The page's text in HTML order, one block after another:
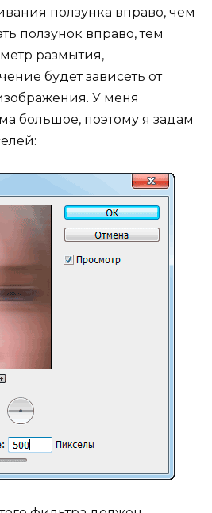
ползунка вправо, чем
ползунок вправо, тем
размытия,
будет зависеть от
У меня
большое, поэтому я задам